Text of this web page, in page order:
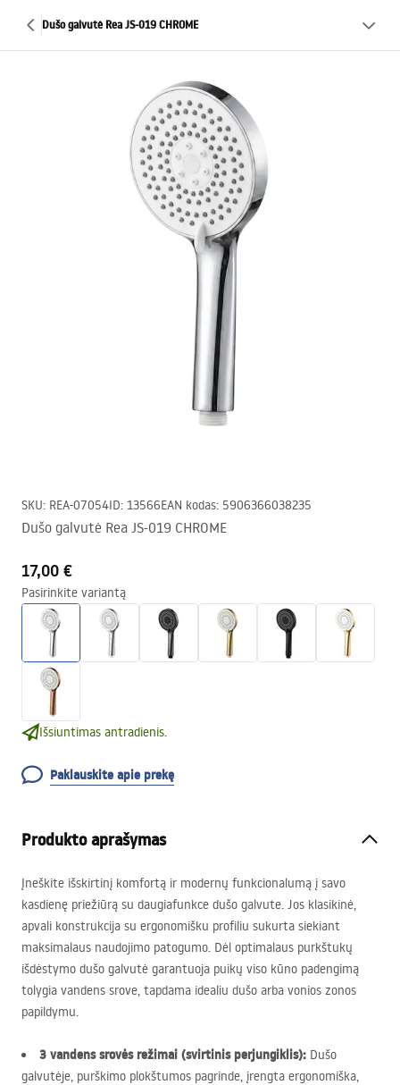
Dušo galvutė Rea JS-019 CHROME
SKU: REA-07054ID: 13566EAN kodas: 5906366038235
Dušo galvutė Rea JS-019 CHROME
17,00 €
Pasirinkite variantą
Išsiuntimas antradienis.
Paklauskite apie prekę
Produkto aprašymas
Įneškite išskirtinį komfortą ir modernų funkcionalumą į savo
kasdienę priežiūrą su daugiafunkce dušo galvute. Jos klasikinė,
apvali konstrukcija su ergonomišku profiliu sukurta siekiant
maksimalaus naudojimo patogumo. Dėl optimalaus purkštukų
išdėstymo dušo galvutė garantuoja puikų viso kūno padengimą
tolygia vandens srove, tapdama idealiu dušo arba vonios zonos
papildymu.
3 vandens srovės režimai (svirtinis perjungiklis): Dušo
galvutėje, purškimo plokštumos pagrinde, įrengta ergonomiška,